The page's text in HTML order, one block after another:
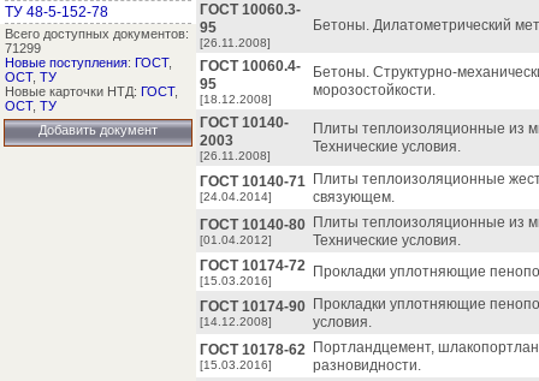
ТУ 48-5-152-78
Всего доступных документов:
71299
Новые поступления: ГОСТ,
ОСТ, ТУ
Новые карточки НТД: ГОСТ,
ОСТ, ТУ
Добавить документ
ГОСТ 10060.3-
95
[26.11.2008]
Бетоны. Дилатометрический
ГОСТ 10060.4-
95
[18.12.2008]
Бетоны. Структурно-
морозостойкости.
ГОСТ 10140-
2003
[26.11.2008]
Плиты теплоизоляционные из
Технические условия.
ГОСТ 10140-71
[24.04.2014]
Плиты теплоизоляционные
связующем.
ГОСТ 10140-80
[01.04.2012]
Плиты теплоизоляционные из
Технические условия.
ГОСТ 10174-72
[15.03.2016]
Прокладки уплотняющие
ГОСТ 10174-90
[14.12.2008]
Прокладки уплотняющие
условия.
ГОСТ 10178-62
[15.03.2016]
Портландцемент,
разновидности.